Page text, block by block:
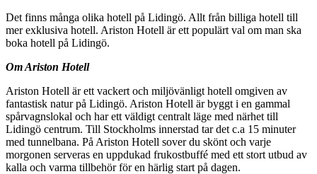
Det finns många olika hotell på Lidingö. Allt från billiga hotell till
mer exklusiva hotell. Ariston Hotell är ett populärt val om man ska
boka hotell på Lidingö.
Om Ariston Hotell
Ariston Hotell är ett vackert och miljövänligt hotell omgiven av
fantastisk natur på Lidingö. Ariston Hotell är byggt i en gammal
spårvagnslokal och har ett väldigt centralt läge med närhet till
Lidingö centrum. Till Stockholms innerstad tar det c.a 15 minuter
med tunnelbana. På Ariston Hotell sover du skönt och varje
morgonen serveras en uppdukad frukostbuffé med ett stort utbud av
kalla och varma tillbehör för en härlig start på dagen.